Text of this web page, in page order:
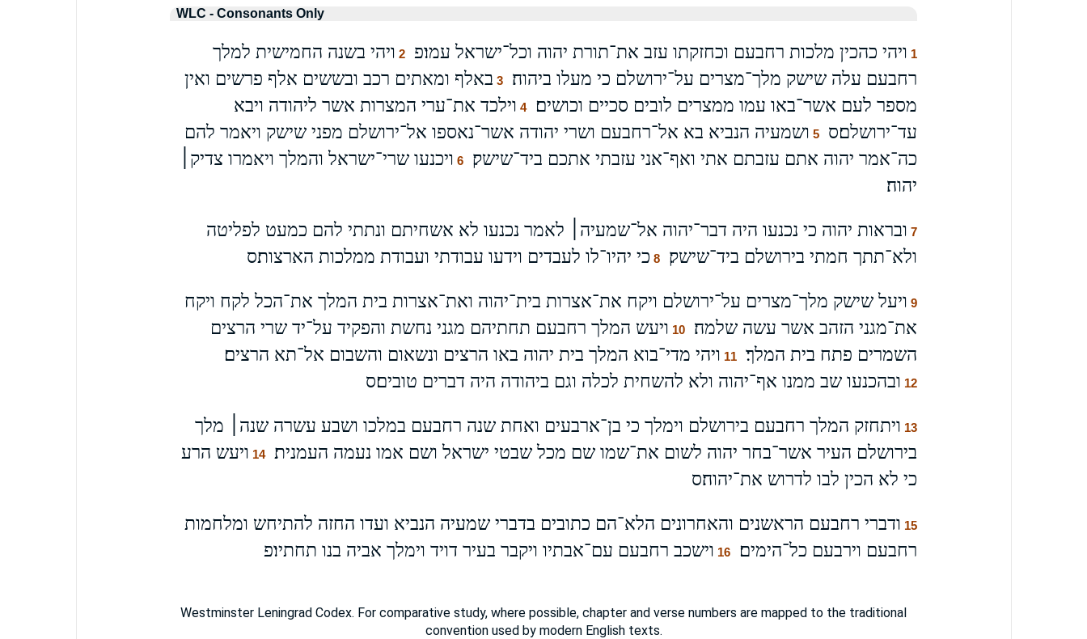
WLC - Consonants Only
1 ויהי כהכין מלכות רחבעם וכחזקתו עזב את־תורת יהוה וכל־ישראל עמו׃פ 2 ויהי בשנה החמישית למלך
רחבעם עלה שישק מלך־מצרים על־ירושלם כי מעלו ביהוה׃
3 באלף ומאתים רכב ובששים אלף פרשים ואין
מספר לעם אשר־באו עמו ממצרים לובים סכיים וכושים׃
4 וילכד את־ערי המצרות אשר ליהודה ויבא
עד־ירושלם׃ס
5 ושמעיה הנביא בא אל־רחבעם ושרי יהודה אשר־נאספו אל־ירושלם מפני שישק ויאמר להם
כה־אמר יהוה אתם עזבתם אתי ואף־אני עזבתי אתכם ביד־שישק׃
6 ויכנעו שרי־ישראל והמלך ויאמרו צדיק׀
יהוה׃
7 ובראות יהוה כי נכנעו היה דבר־יהוה אל־שמעיה׀ לאמר נכנעו לא אשחיתם ונתתי להם כמעט לפליטה
ולא־תתך חמתי בירושלם ביד־שישק׃
8 כי יהיו־לו לעבדים וידעו עבודתי ועבודת ממלכות הארצות׃ס
9 ויעל שישק מלך־מצרים על־ירושלם ויקח את־אצרות בית־יהוה ואת־אצרות בית המלך את־הכל לקח ויקח
את־מגני הזהב אשר עשה שלמה׃
10 ויעש המלך רחבעם תחתיהם מגני נחשת והפקיד על־יד שרי הרצים
השמרים פתח בית המלך׃
11 ויהי מדי־בוא המלך בית יהוה באו הרצים ונשאום והשבום אל־תא הרצים׃
12 ובהכנעו שב ממנו אף־יהוה ולא להשחית לכלה וגם ביהודה היה דברים טובים׃ס
13 ויתחזק המלך רחבעם בירושלם וימלך כי בן־ארבעים ואחת שנה רחבעם במלכו ושבע עשרה שנה׀ מלך
בירושלם העיר אשר־בחר יהוה לשום את־שמו שם מכל שבטי ישראל ושם אמו נעמה העמנית׃
14 ויעש הרע
כי לא הכין לבו לדרוש את־יהוה׃ס
15 ודברי רחבעם הראשנים והאחרונים הלא־הם כתובים בדברי שמעיה הנביא ועדו החזה להתיחש ומלחמות
רחבעם וירבעם כל־הימים׃
16 וישכב רחבעם עם־אבתיו ויקבר בעיר דויד וימלך אביה בנו תחתיו׃פ
Westminster Leningrad Codex. For comparative study, where possible, chapter and verse numbers are mapped to the traditional
convention used by modern English texts.